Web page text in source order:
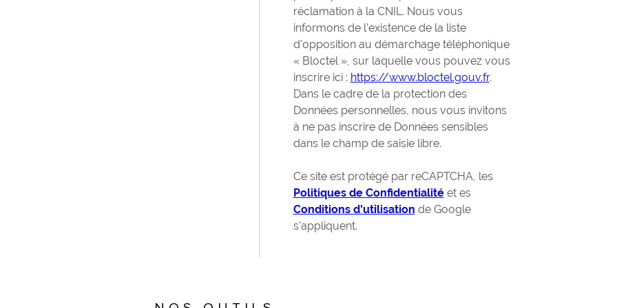
réclamation à la CNIL. Nous vous
informons de l’existence de la liste
d'opposition au démarchage téléphonique
« Bloctel », sur laquelle vous pouvez vous
inscrire ici : https://www.bloctel.gouv.fr.
Dans le cadre de la protection des
Données personnelles, nous vous invitons
à ne pas inscrire de Données sensibles
dans le champ de saisie libre.
Ce site est protégé par reCAPTCHA, les
Politiques de Confidentialitéet es
Conditions d'utilisation de Google
s'appliquent.